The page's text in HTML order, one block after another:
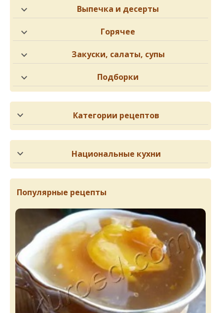
Выпечка и десерты
Горячее
Закуски, салаты, супы
Подборки
Категории рецептов
Национальные кухни
Популярные рецепты